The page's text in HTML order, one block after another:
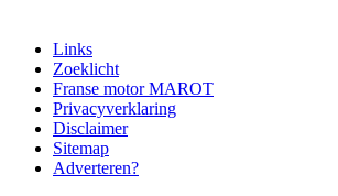
Links
Zoeklicht
Franse motor MAROT
Privacyverklaring
Disclaimer
Sitemap
Adverteren?